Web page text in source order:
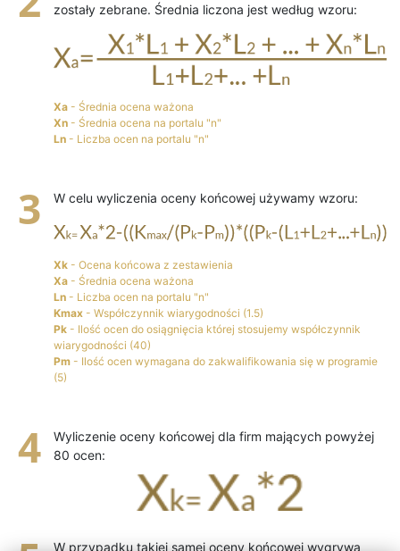
zostały zebrane. Średnia liczona jest według wzoru:
Xa - Średnia ocena ważona
Xn - Średnia ocena na portalu "n"
Ln - Liczba ocen na portalu "n"
W celu wyliczenia oceny końcowej używamy wzoru:
Xk - Ocena końcowa z zestawienia
Xa - Średnia ocena ważona
Ln - Liczba ocen na portalu "n"
Kmax - Współczynnik wiarygodności (1.5)
Pk - Ilość ocen do osiągnięcia której stosujemy współczynnik
wiarygodności (40)
Pm - Ilość ocen wymagana do zakwalifikowania się w programie
(5)
Wyliczenie oceny końcowej dla firm mających powyżej
80 ocen:
W przypadku takiej samej oceny końcowej wygrywa